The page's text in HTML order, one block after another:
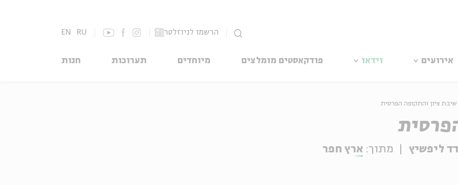
הרשמו לניוזלטר EN RU
אירועים וידאו פודקאסטים מומלצים מיוחדים תערוכות חנות
ליפשיץ מתוך: ארץ חפר